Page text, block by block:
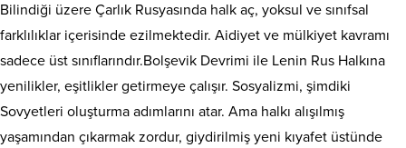
Bilindiği üzere Çarlık Rusyasında halk aç, yoksul ve sınıfsal
farklılıklar içerisinde ezilmektedir. Aidiyet ve mülkiyet kavramı
sadece üst sınıflarındır.Bolşevik Devrimi ile Lenin Rus Halkına
yenilikler, eşitlikler getirmeye çalışır. Sosyalizmi, şimdiki
Sovyetleri oluşturma adımlarını atar. Ama halkı alışılmış
yaşamından çıkarmak zordur, giydirilmiş yeni kıyafet üstünde